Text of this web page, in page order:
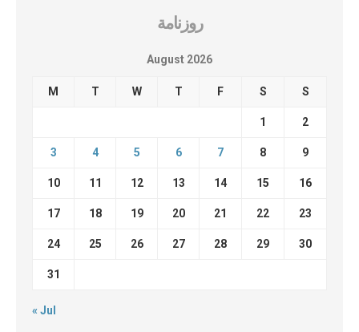
روزنامة
August 2026
M T W T F S S
1 2
3 4 5 6 7 8 9
10 11 12 13 14 15 16
17 18 19 20 21 22 23
24 25 26 27 28 29 30
31
« Jul